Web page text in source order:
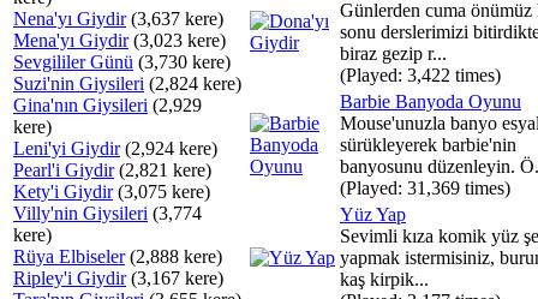
Nena'yı Giydir(3,637 kere)
Mena'yı Giydir(3,023 kere)
Sevgililer Günü (3,730 kere)
Suzi'nin Giysileri (2,824 kere)
Gina'nın Giysileri (2,929
kere)
Leni'yi Giydir(2,924 kere)
Pearl'i Giydir(2,821 kere)
Kety'i Giydir(3,075 kere)
Villy'nin Giysileri (3,774
kere)
Rüya Elbiseler(2,888 kere)
Ripley'i Giydir(3,167 kere)
Günlerden cuma önümüz
sonu derslerimizi
biraz gezip r...
(Played: 3,422 times)
Barbie Banyoda Oyunu
Mouse'unuzla banyo
sürükleyerek barbie'nin
banyosunu düzenleyin.
(Played: 31,369 times)
Yüz Yap
Sevimli kıza komik yüz
yapmak istermisiniz,
kaş kirpik...